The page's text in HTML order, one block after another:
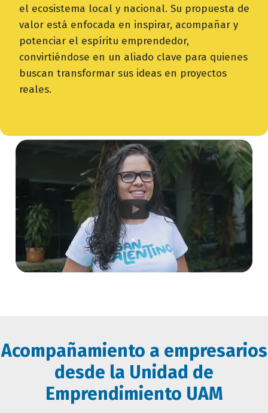
el ecosistema local y nacional. Su propuesta de
valor está enfocada en inspirar, acompañar y
potenciar el espíritu emprendedor,
convirtiéndose en un aliado clave para quienes
buscan transformar sus ideas en proyectos
reales.
Acompañamiento a empresarios
desde la Unidad de
Emprendimiento UAM